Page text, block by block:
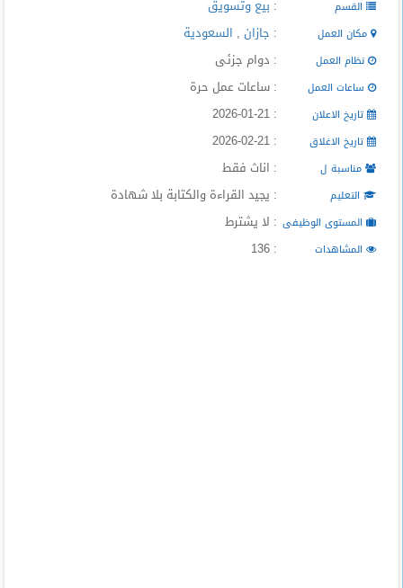
القسم : بيع وتسويق
مكان العمل : جازان , السعودية
نظام العمل : دوام جزئى
ساعات العمل : ساعات عمل حرة
تاريخ الاعلان : 2026-01-21
تاريخ الاغلاق : 2026-02-21
مناسبة ل : اناث فقط
التعليم : يجيد القراءة والكتابة بلا شهادة
المستوى الوظيفى : لا يشترط
المشاهدات : 136